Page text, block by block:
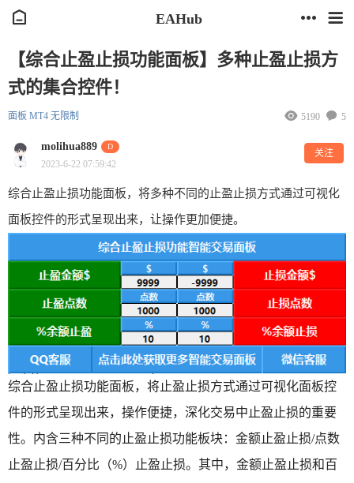
EAHub
【综合止盈止损功能面板】多种止盈止损方
式的集合控件！
面板 MT4 无限制 5
5190
molihua889 D
2023-6-22 07:59:42
关注
综合止盈止损功能面板，将多种不同的止盈止损方式通过可视化
面板控件的形式呈现出来，让操作更加便捷。
综合止盈止损功能面板，将止盈止损方式通过可视化面板控
件的形式呈现出来，操作便捷，深化交易中止盈止损的重要
性。内含三种不同的止盈止损功能板块：金额止盈止损/点数
止盈止损/百分比（%）止盈止损。其中，金额止盈止损和百